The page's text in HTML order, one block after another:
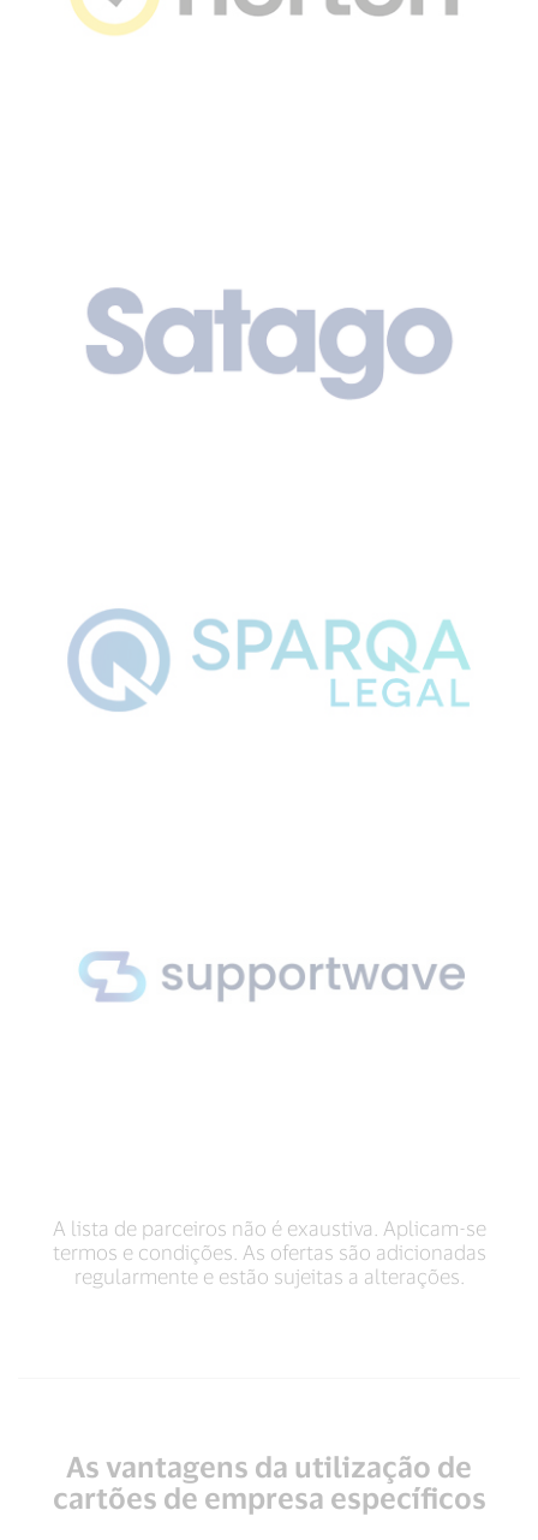
A lista de parceiros não é exaustiva. Aplicam-se
termos e condições. As ofertas são adicionadas
regularmente e estão sujeitas a alterações.
As vantagens da utilização de
cartões de empresa específicos